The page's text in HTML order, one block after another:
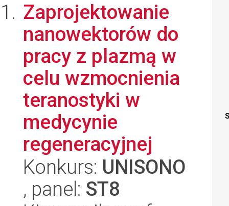
Zaprojektowanie
nanowektorów do
pracy z plazmą w
celu wzmocnienia
teranostyki w
medycynie
regeneracyjnej
Konkurs: UNISONO
, panel: ST8